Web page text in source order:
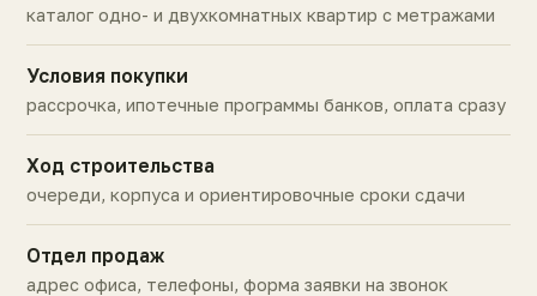
каталог одно- и двухкомнатных квартир с метражами
Условия покупки
рассрочка, ипотечные программы банков, оплата сразу
Ход строительства
очереди, корпуса и ориентировочные сроки сдачи
Отдел продаж
адрес офиса, телефоны, форма заявки на звонок